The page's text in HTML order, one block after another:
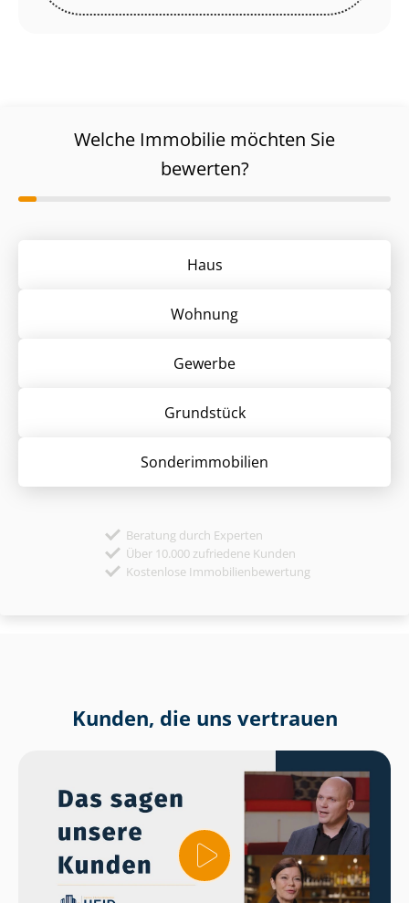
Welche Immobilie möchten Sie
bewerten?
Haus
Wohnung
Gewerbe
Grund­stück
Sonder­immobilien
Beratung durch Experten
Über 10.000 zufriedene Kunden
Kostenlose Immobilienbewertung
Kunden, die uns vertrauen